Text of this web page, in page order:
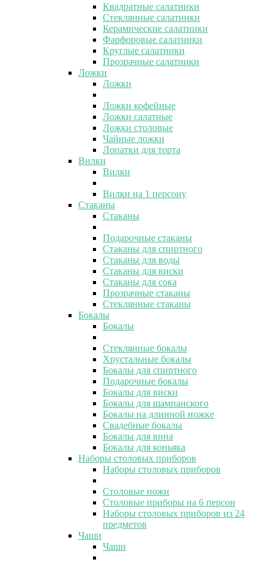
Квадратные салатники
Стеклянные салатники
Керамические салатники
Фарфоровые салатники
Круглые салатники
Прозрачные салатники
Ложки
Ложки
Ложки кофейные
Ложки салатные
Ложки столовые
Чайные ложки
Лопатки для торта
Вилки
Вилки
Вилки на 1 персону
Стаканы
Стаканы
Подарочные стаканы
Стаканы для спиртного
Стаканы для воды
Стаканы для виски
Стаканы для сока
Прозрачные стаканы
Стеклянные стаканы
Бокалы
Бокалы
Стеклянные бокалы
Хрустальные бокалы
Бокалы для спиртного
Подарочные бокалы
Бокалы для виски
Бокалы для шампанского
Бокалы на длинной ножке
Свадебные бокалы
Бокалы для вина
Бокалы для коньяка
Наборы столовых приборов
Наборы столовых приборов
Столовые ножи
Столовые приборы на 6 персон
Наборы столовых приборов из 24
предметов
Чаши
Чаши